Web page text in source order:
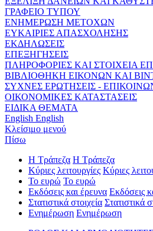
ΓΡΑΦΕΙΟ ΤΥΠΟΥ
ΕΝΗΜΕΡΩΣΗ ΜΕΤΟΧΩΝ
ΕΥΚΑΙΡΙΕΣ ΑΠΑΣΧΟΛΗΣΗΣ
ΕΚΔΗΛΩΣΕΙΣ
ΕΠΕΞΗΓΗΣΕΙΣ
ΠΛΗΡΟΦΟΡΙΕΣ ΚΑΙ ΣΤΟΙΧΕΙΑ
ΒΙΒΛΙΟΘΗΚΗ ΕΙΚΟΝΩΝ ΚΑΙ
ΣΥΧΝΕΣ ΕΡΩΤΗΣΕΙΣ -
ΟΙΚΟΝΟΜΙΚΕΣ ΚΑΤΑΣΤΑΣΕΙΣ
ΕΙΔΙΚΑ ΘΕΜΑΤΑ
English English
Κλείσιμο μενού
Πίσω
Η Τράπεζα Η Τράπεζα
Κύριες λειτουργίες Κύριες
Το ευρώ Το ευρώ
Εκδόσεις και έρευνα Εκδόσεις
Στατιστικά στοιχεία Στατιστικά
Ενημέρωση Ενημέρωση